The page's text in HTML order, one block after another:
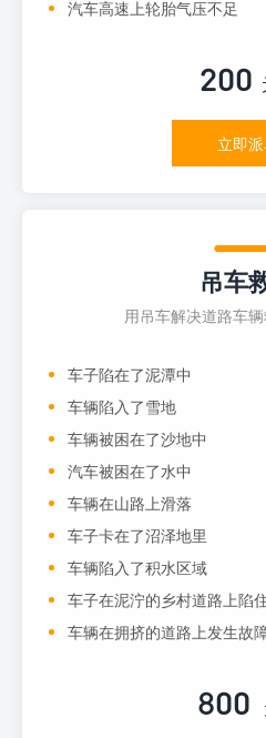
汽车高速上轮胎气压不足
200
立即
吊车
用吊车解决道路车
车子陷在了泥潭中
车辆陷入了雪地
车辆被困在了沙地中
汽车被困在了水中
车辆在山路上滑落
车子卡在了沼泽地里
车辆陷入了积水区域
车子在泥泞的乡村道路上陷
车辆在拥挤的道路上发生故
800